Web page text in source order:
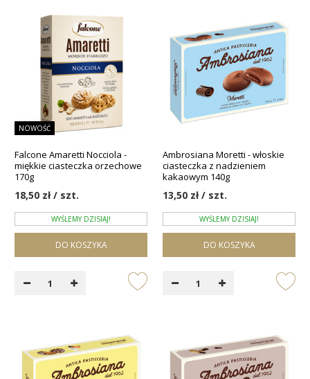
NOWOŚĆ
Falcone Amaretti Nocciola -
miękkie ciasteczka orzechowe
170g
18,50 zł / szt.
WYŚLEMY DZISIAJ!
DO KOSZYKA
Ambrosiana Moretti - włoskie
ciasteczka z nadzieniem
kakaowym 140g
13,50 zł / szt.
WYŚLEMY DZISIAJ!
DO KOSZYKA